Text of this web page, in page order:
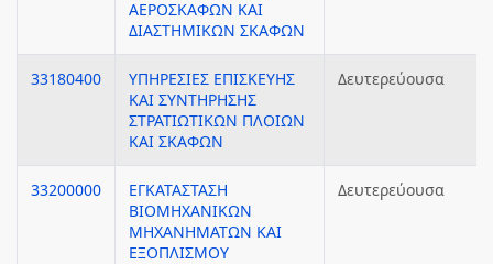
ΑΕΡΟΣΚΑΦΩΝ ΚΑΙ
ΔΙΑΣΤΗΜΙΚΩΝ ΣΚΑΦΩΝ
33180400
ΥΠΗΡΕΣΙΕΣ ΕΠΙΣΚΕΥΗΣ
ΚΑΙ ΣΥΝΤΗΡΗΣΗΣ
ΣΤΡΑΤΙΩΤΙΚΩΝ ΠΛΟΙΩΝ
ΚΑΙ ΣΚΑΦΩΝ
Δευτερεύουσα
33200000
ΕΓΚΑΤΑΣΤΑΣΗ
ΒΙΟΜΗΧΑΝΙΚΩΝ
ΜΗΧΑΝΗΜΑΤΩΝ ΚΑΙ
ΕΞΟΠΛΙΣΜΟΥ
Δευτερεύουσα